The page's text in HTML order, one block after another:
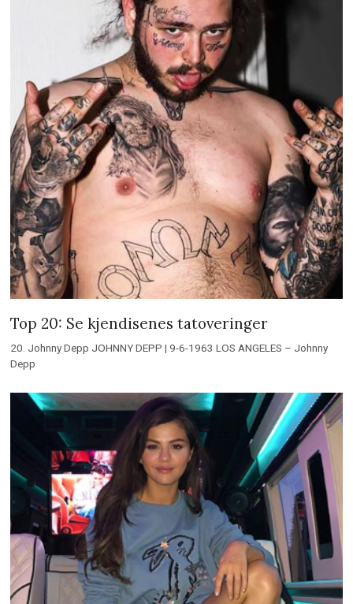
Top 20: Se kjendisenes tatoveringer
20. Johnny Depp JOHNNY DEPP | 9-6-1963 LOS ANGELES – Johnny
Depp